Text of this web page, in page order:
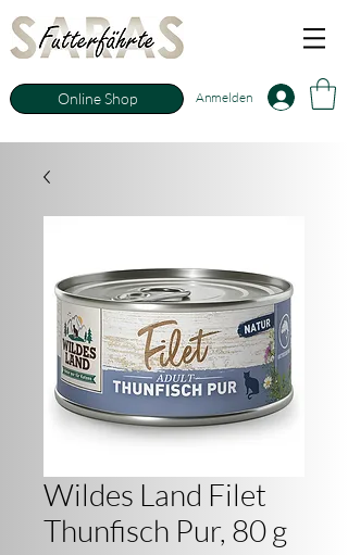
Anmelden
Online Shop
Wildes Land Filet
Thunfisch Pur, 80 g